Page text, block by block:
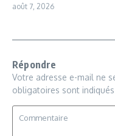
août 7, 2026
Répondre
Votre adresse e-mail ne
obligatoires sont